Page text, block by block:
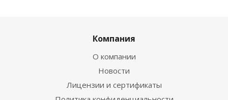
Компания
О компании
Новости
Лицензии и сертификаты